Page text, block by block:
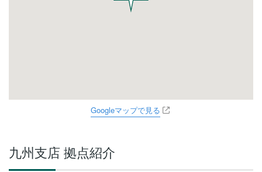
Googleマップで見る
九州支店 拠点紹介